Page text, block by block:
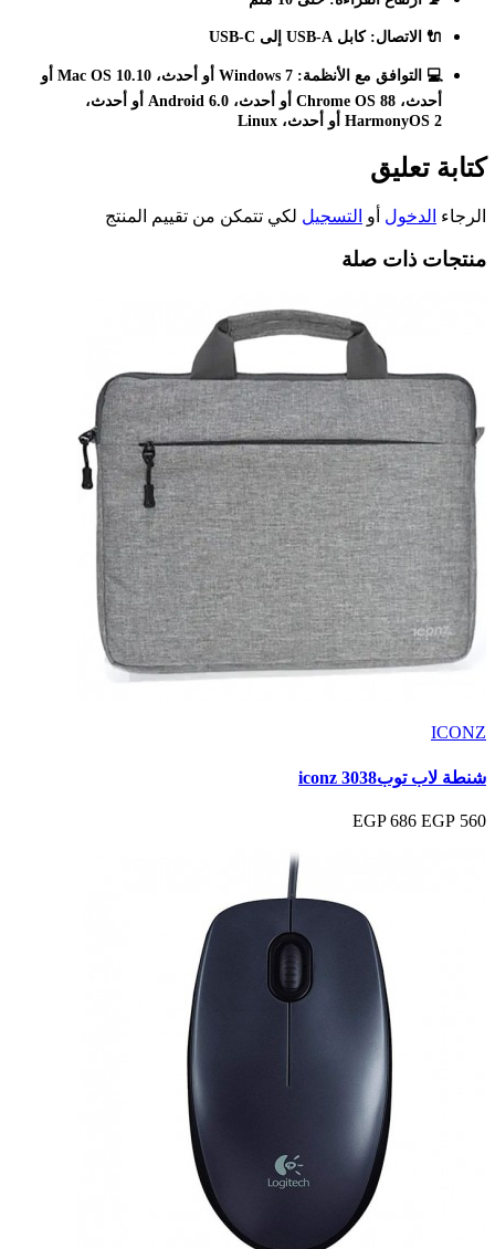
🔌 الاتصال: كابل USB-A إلى USB-C
💻 التوافق مع الأنظمة:
Windows 7 أو أحدث، Mac OS 10.10 أو
أحدث، Chrome OS 88 أو أحدث، Android 6.0 أو أحدث،
HarmonyOS 2 أو أحدث، Linux
كتابة تعليق
الرجاء الدخول أو التسجيل لكي تتمكن من تقييم المنتج
منتجات ذات صلة
ICONZ
شنطة لاب توب3038 iconz
560 EGP
686 EGP